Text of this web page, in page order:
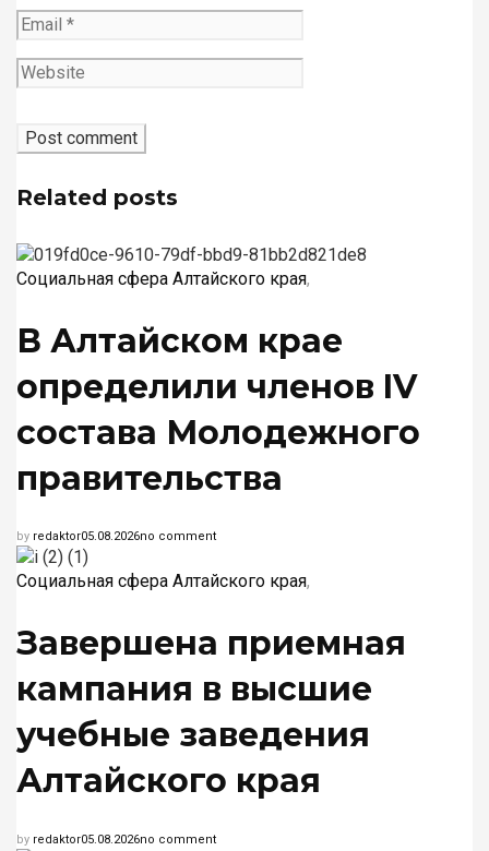
Related posts
Социальная сфера Алтайского края,
В Алтайском крае
определили членов IV
состава Молодежного
правительства
by redaktor05.08.2026no comment
Социальная сфера Алтайского края,
Завершена приемная
кампания в высшие
учебные заведения
Алтайского края
by redaktor05.08.2026no comment